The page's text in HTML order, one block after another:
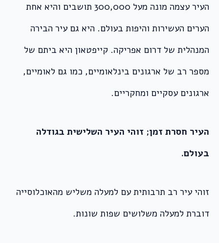
העיר עצמה מונה מעל 300,000 תושבים והיא אחת
הערים העשירות והיפות בעולם. היא גם עיר הבירה
המנהלית של דרום אפריקה. קייפטאון היא ביתם של
מספר רב של ארגונים בינלאומיים, כמו גם לאומיים,
ארגונים עסקיים ומחקריים.
העיר חסרת זמן; זוהי העיר השלישית בגודלה
בעולם.
זוהי עיר רב תרבותית עם למעלה משליש מהאוכלוסייה
דוברת למעלה משלושים שפות שונות.